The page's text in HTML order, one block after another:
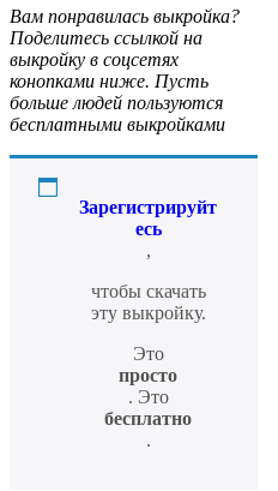
Вам понравилась выкройка?
Поделитесь ссылкой на
выкройку в соцсетях
конопками ниже. Пусть
больше людей пользуются
бесплатными выкройками
Зарегистрируйт
есь
,
чтобы скачать
эту выкройку.
Это
просто
. Это
бесплатно
.